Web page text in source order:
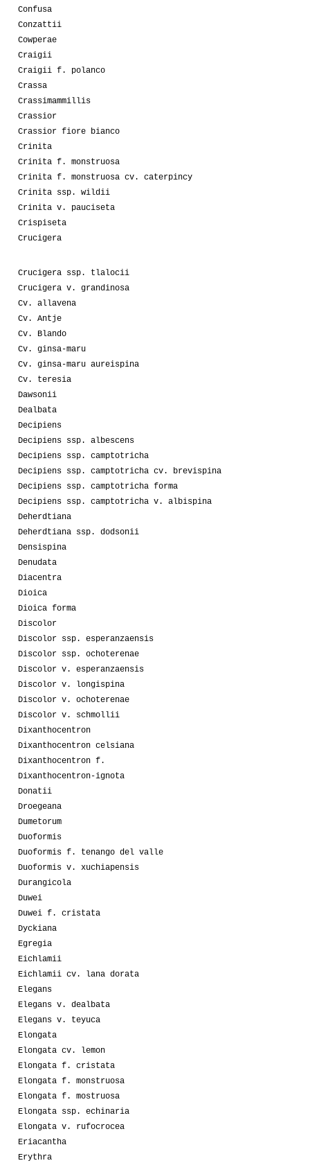
Confusa
Conzattii
Cowperae
Craigii
Craigii f. polanco
Crassa
Crassimammillis
Crassior
Crassior fiore bianco
Crinita
Crinita f. monstruosa
Crinita f. monstruosa cv. caterpincy
Crinita ssp. wildii
Crinita v. pauciseta
Crispiseta
Crucigera
Crucigera ssp. tlalocii
Crucigera v. grandinosa
Cv. allavena
Cv. Antje
Cv. Blando
Cv. ginsa-maru
Cv. ginsa-maru aureispina
Cv. teresia
Dawsonii
Dealbata
Decipiens
Decipiens ssp. albescens
Decipiens ssp. camptotricha
Decipiens ssp. camptotricha cv. brevispina
Decipiens ssp. camptotricha forma
Decipiens ssp. camptotricha v. albispina
Deherdtiana
Deherdtiana ssp. dodsonii
Densispina
Denudata
Diacentra
Dioica
Dioica forma
Discolor
Discolor ssp. esperanzaensis
Discolor ssp. ochoterenae
Discolor v. esperanzaensis
Discolor v. longispina
Discolor v. ochoterenae
Discolor v. schmollii
Dixanthocentron
Dixanthocentron celsiana
Dixanthocentron f.
Dixanthocentron-ignota
Donatii
Droegeana
Dumetorum
Duoformis
Duoformis f. tenango del valle
Duoformis v. xuchiapensis
Durangicola
Duwei
Duwei f. cristata
Dyckiana
Egregia
Eichlamii
Eichlamii cv. lana dorata
Elegans
Elegans v. dealbata
Elegans v. teyuca
Elongata
Elongata cv. lemon
Elongata f. cristata
Elongata f. monstruosa
Elongata f. mostruosa
Elongata ssp. echinaria
Elongata v. rufocrocea
Eriacantha
Erythra